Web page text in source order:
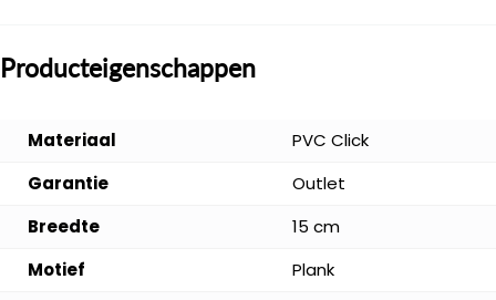
Producteigenschappen
Materiaal
PVC Click
Garantie
Outlet
Breedte
15 cm
Motief
Plank